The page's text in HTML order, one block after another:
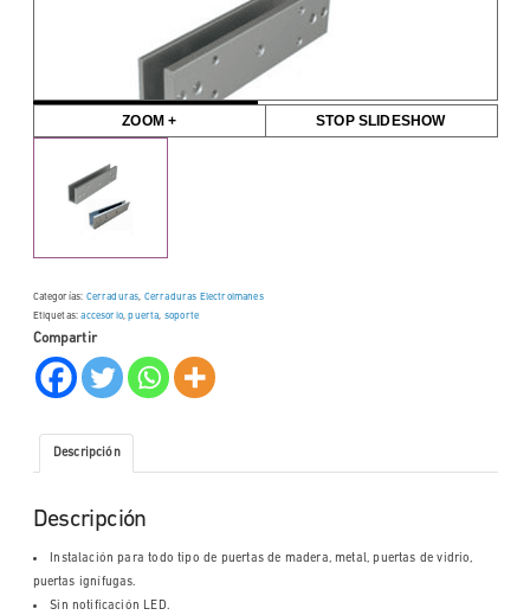
ZOOM + STOP SLIDESHOW
Categorías: Cerraduras, Cerraduras Electroimanes
Etiquetas:accesorio,puerta, soporte
Compartir
Descripción
Descripción
Instalación para todo tipo de puertas de madera, metal, puertas de vidrio,
puertas ignífugas.
Sin notificación LED.